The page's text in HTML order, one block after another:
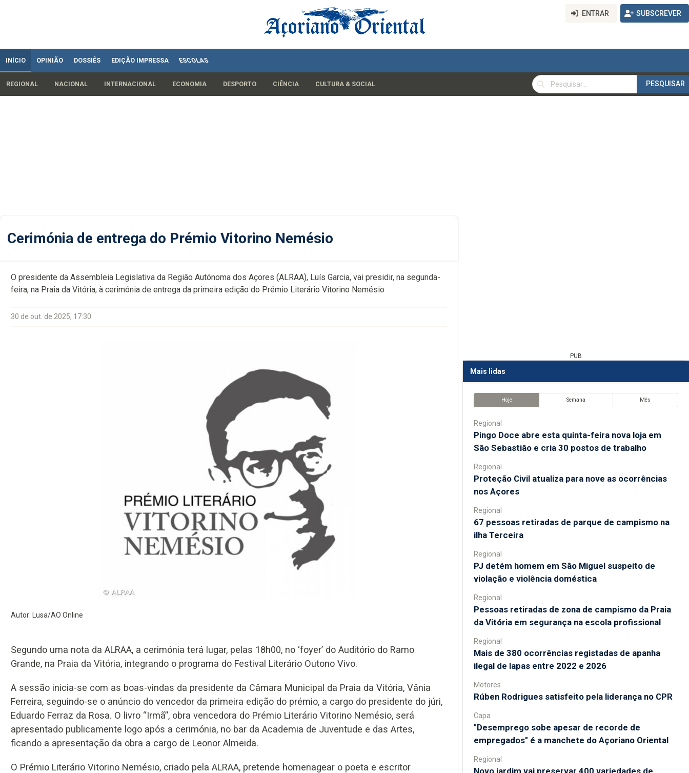
ENTRAR SUBSCREVER
INÍCIO OPINIÃO DOSSIÊS EDIÇÃO IMPRESSA ESCOLAS
REGIONAL NACIONAL INTERNACIONAL ECONOMIA DESPORTO CIÊNCIA CULTURA & SOCIAL
PESQUISAR
PESQUISAR
Cerimónia de entrega do Prémio Vitorino Nemésio
O presidente da Assembleia Legislativa da Região Autónoma dos Açores (ALRAA), Luís Garcia, vai presidir, na segunda-
feira, na Praia da Vitória, à cerimónia de entrega da primeira edição do Prémio Literário Vitorino Nemésio
30 de out. de 2025, 17:30
Autor: Lusa/AO Online
Segundo uma nota da ALRAA, a cerimónia terá lugar, pelas 18h00, no ‘foyer’ do Auditório do Ramo
Grande, na Praia da Vitória, integrando o programa do Festival Literário Outono Vivo.
A sessão inicia-se com as boas-vindas da presidente da Câmara Municipal da Praia da Vitória, Vânia
Ferreira, seguindo-se o anúncio do vencedor da primeira edição do prémio, a cargo do presidente do júri,
Eduardo Ferraz da Rosa. O livro “Irmã”, obra vencedora do Prémio Literário Vitorino Nemésio, será
apresentado publicamente logo após a cerimónia, no bar da Academia de Juventude e das Artes,
ficando a apresentação da obra a cargo de Leonor Almeida.
O Prémio Literário Vitorino Nemésio, criado pela ALRAA, pretende homenagear o poeta e escritor
PUB
Mais lidas
Hoje Semana Mês
Regional
Pingo Doce abre esta quinta-feira nova loja em
São Sebastião e cria 30 postos de trabalho
Regional
Proteção Civil atualiza para nove as ocorrências
nos Açores
Regional
67 pessoas retiradas de parque de campismo na
ilha Terceira
Regional
PJ detém homem em São Miguel suspeito de
violação e violência doméstica
Regional
Pessoas retiradas de zona de campismo da Praia
da Vitória em segurança na escola profissional
Regional
Mais de 380 ocorrências registadas de apanha
ilegal de lapas entre 2022 e 2026
Motores
Rúben Rodrigues satisfeito pela liderança no CPR
Capa
"Desemprego sobe apesar de recorde de
empregados" é a manchete do Açoriano Oriental
Regional
Novo jardim vai preservar 400 variedades de